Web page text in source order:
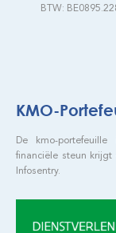
BTW:
KMO-
De kmo-
financiële steun
Infosentry.